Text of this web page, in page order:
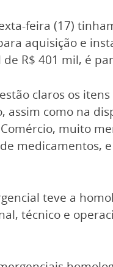
feira (17)
aquisição e
R$ 401 mil, é
claros os
assim como na
muito
medicamentos,
teve a
técnico e